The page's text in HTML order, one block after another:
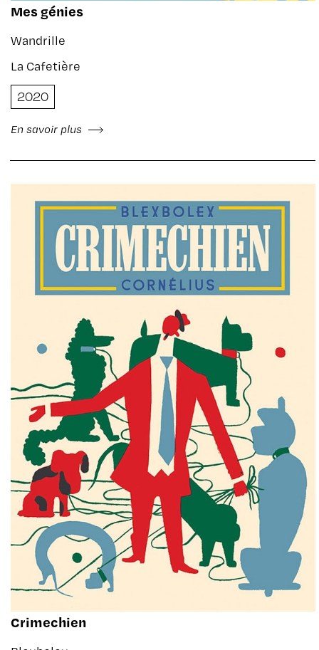
Mes génies
Wandrille
La Cafetière
2020
En savoir plus
Crimechien